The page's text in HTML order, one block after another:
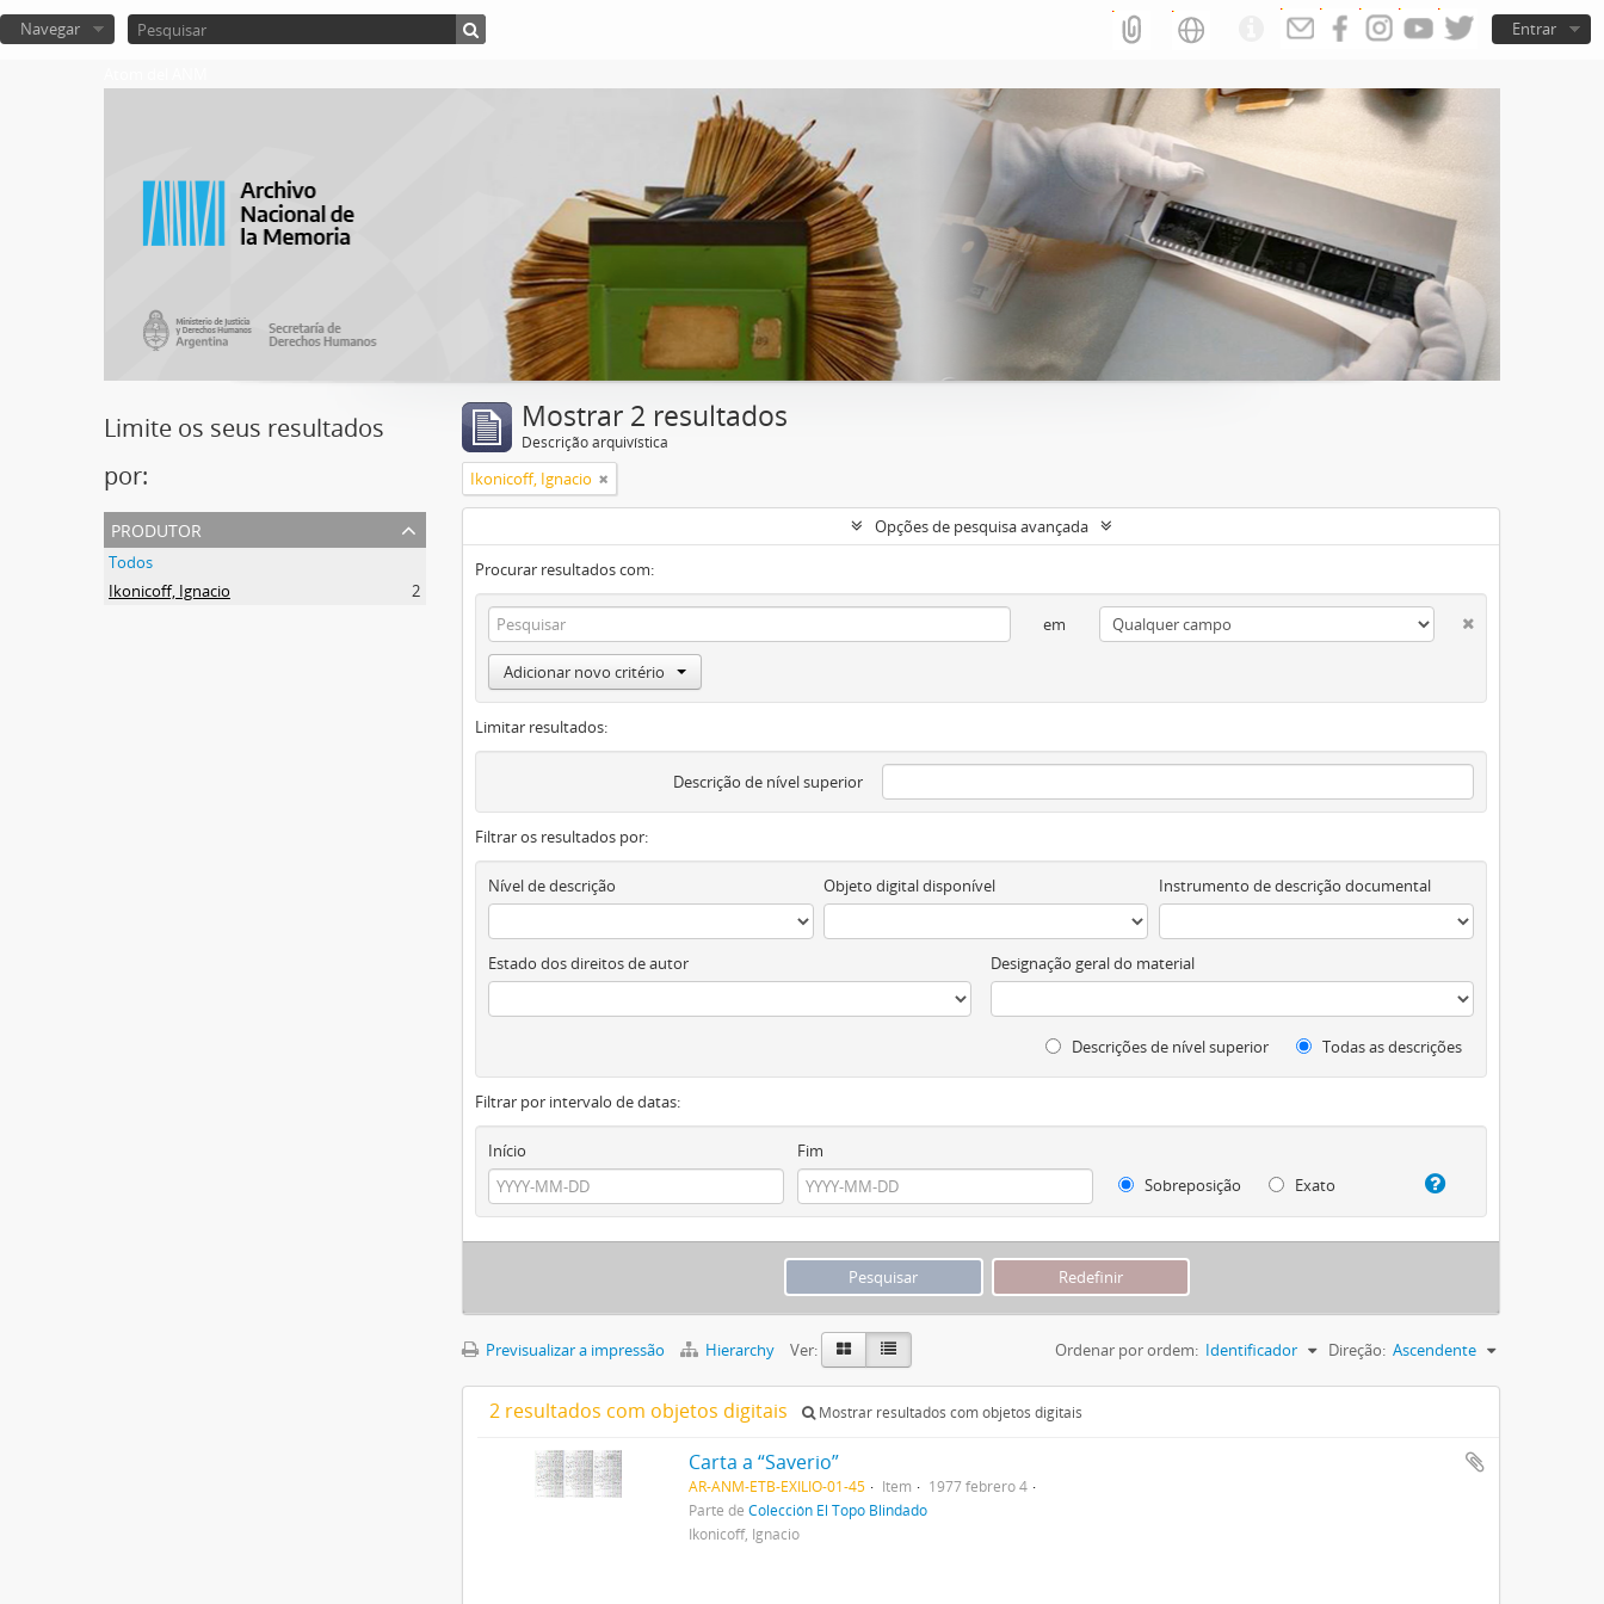
Entrar
Navegar
Limite os seus resultados
por:
produtor
Todos
Ikonicoff, Ignacio
2
Mostrar 2 resultados
Descrição arquivística
Ikonicoff, Ignacio
Opções de pesquisa avançada
Procurar resultados com:
em
Adicionar novo critério
Limitar resultados:
Descrição de nível superior
Filtrar os resultados por:
Nível de descrição Objeto digital disponível Instrumento de descrição documental
Estado dos direitos de autor Designação geral do material
Descrições de nível superior Todas as descrições
Filtrar por intervalo de datas:
Início
Fim
Sobreposição
Exato
Previsualizar a impressão Hierarchy Ver: Ordenar por ordem: Identificador Direção: Ascendente
2 resultados com objetos digitais Mostrar resultados com objetos digitais
Carta a “Saverio”
AR-ANM-ETB-EXILIO-01-45 Item
1977 febrero 4
Parte deColección El Topo Blindado
Ikonicoff, Ignacio